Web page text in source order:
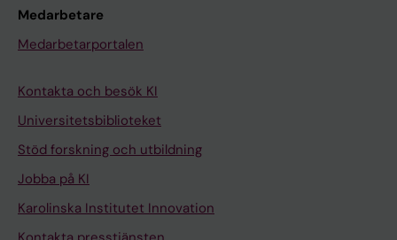
Medarbetare
Medarbetarportalen
Kontakta och besök KI
Universitetsbiblioteket
Stöd forskning och utbildning
Jobba på KI
Karolinska Institutet Innovation